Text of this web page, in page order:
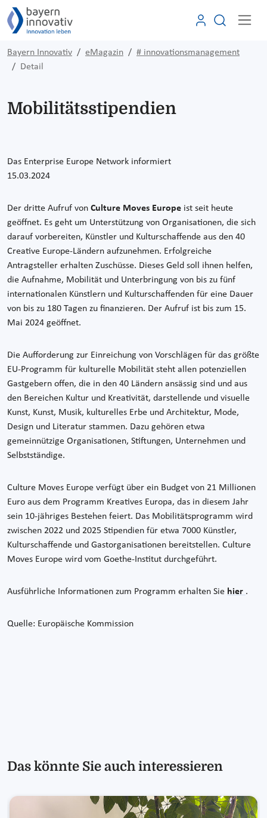
Bayern Innovativ eMagazin
# innovationsmanagement
Detail
Mobilitätsstipendien
Das Enterprise Europe Network informiert
15.03.2024
Der dritte Aufruf von Culture Moves Europe ist seit heute
geöffnet. Es geht um Unterstützung von Organisationen, die sich
darauf vorbereiten, Künstler und Kulturschaffende aus den 40
Creative Europe-Ländern aufzunehmen. Erfolgreiche
Antragsteller erhalten Zuschüsse. Dieses Geld soll ihnen helfen,
die Aufnahme, Mobilität und Unterbringung von bis zu fünf
internationalen Künstlern und Kulturschaffenden für eine Dauer
von bis zu 180 Tagen zu finanzieren. Der Aufruf ist bis zum 15.
Mai 2024 geöffnet.
Die Aufforderung zur Einreichung von Vorschlägen für das größte
EU-Programm für kulturelle Mobilität steht allen potenziellen
Gastgebern offen, die in den 40 Ländern ansässig sind und aus
den Bereichen Kultur und Kreativität, darstellende und visuelle
Kunst, Kunst, Musik, kulturelles Erbe und Architektur, Mode,
Design und Literatur stammen. Dazu gehören etwa
gemeinnützige Organisationen, Stiftungen, Unternehmen und
Selbstständige.
Culture Moves Europe verfügt über ein Budget von 21 Millionen
Euro aus dem Programm Kreatives Europa, das in diesem Jahr
sein 10-jähriges Bestehen feiert. Das Mobilitätsprogramm wird
zwischen 2022 und 2025 Stipendien für etwa 7000 Künstler,
Kulturschaffende und Gastorganisationen bereitstellen. Culture
Moves Europe wird vom Goethe-Institut durchgeführt.
Ausführliche Informationen zum Programm erhalten Sie hier .
Quelle: Europäische Kommission
Das könnte Sie auch interessieren